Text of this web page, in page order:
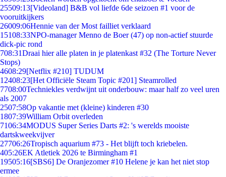
25509:13[Videoland] B&B vol liefde 6de seizoen #1 voor de
vooruitkijkers
26009:06Hennie van der Most failliet verklaard
15108:33NPO-manager Menno de Boer (47) op non-actief stuurde
dick-pic rond
708:31Draai hier alle platen in je platenkast #32 (The Torture Never
Stops)
4608:29[Netflix #210] TUDUM
12408:23[Het Officiële Steam Topic #201] Steamrolled
7708:00Techniekles verdwijnt uit onderbouw: maar half zo veel uren
als 2007
2507:58Op vakantie met (kleine) kinderen #30
1807:39William Orbit overleden
7106:34MODUS Super Series Darts #2: 's werelds mooiste
dartskweekvijver
27706:26Tropisch aquarium #73 - Het blijft toch kriebelen.
405:26EK Atletiek 2026 te Birmingham #1
19505:16[SBS6] De Oranjezomer #10 Helene je kan het niet stop
ermee